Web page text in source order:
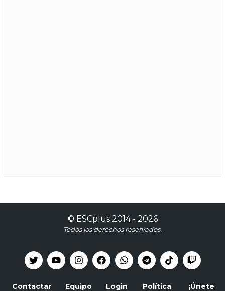
© ESCplus2014 - 2026
Todos los derechos reservados.
Contactar Equipo Login Política ¡Únete